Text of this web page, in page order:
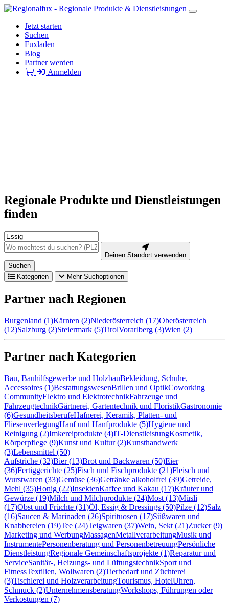
Jetzt starten
Suchen
Fuxladen
Blog
Partner werden
Anmelden
Regionale Produkte und Dienstleistungen
finden
Deinen Standort verwenden
Suchen
Kategorien
Mehr Suchoptionen
Partner nach Regionen
Burgenland (1)Kärnten (2)Niederösterreich (17)Oberösterreich
(12)Salzburg (2)Steiermark (5)TirolVorarlberg (3)Wien (2)
Partner nach Kategorien
Bau, Bauhilfsgewerbe und HolzbauBekleidung, Schuhe,
Accessoires (1)BestattungswesenBrillen und OptikCoworking
CommunityElektro und ElektrotechnikFahrzeuge und
FahrzeugtechnikGärtnerei, Gartentechnik und FloristikGastronomie
(6)GesundheitsberufeHafnerei, Keramik, Platten- und
FliesenverlegungHanf und Hanfprodukte (5)Hygiene und
Reinigung (2)Imkereiprodukte (4)IT-DienstleistungKosmetik,
Körperpflege (9)Kunst und Kultur (2)Kunsthandwerk
(3)Lebensmittel (50)
Aufstriche (32)Bier (13)Brot und Backwaren (50)Eier
(36)Fertiggerichte (25)Fisch und Fischprodukte (21)Fleisch und
Wurstwaren (33)Gemüse (36)Getränke alkoholfrei (39)Getreide,
Mehl (35)Honig (22)InsektenKaffee und Kakau (17)Kräuter und
Gewürze (19)Milch und Milchprodukte (24)Most (13)Müsli
(17)Obst und Früchte (31)Öl, Essig & Dressings (50)Pilze (12)Salz
(16)Saucen & Marinaden (26)Spirituosen (17)Süßwaren und
Knabbereien (19)Tee (24)Teigwaren (37)Wein, Sekt (21)Zucker (9)
Marketing und WerbungMassagenMetallverarbeitungMusik und
InstrumentePersonenberatung und PersonenbetreuungPersönliche
DienstleistungRegionale Gemeinschaftsprojekte (1)Reparatur und
ServiceSanitär-, Heizungs- und LüftungstechnikSport und
FitnessTextilien, Wollwaren (2)Tierbedarf und Züchterei
(3)Tischlerei und HolzverarbeitungTourismus, HotelUhren,
Schmuck (2)UnternehmensberatungWorkshops, Führungen oder
Verkostungen (7)